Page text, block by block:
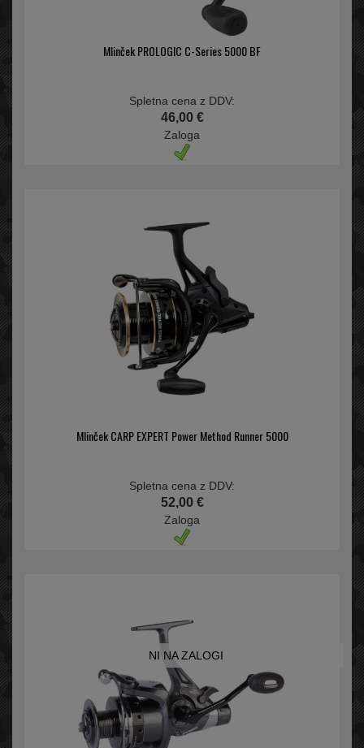
Mlinček PROLOGIC C-Series 5000 BF
Spletna cena z DDV:
46,00 €
Zaloga
Mlinček CARP EXPERT Power Method Runner 5000
Spletna cena z DDV:
52,00 €
Zaloga
NI NA ZALOGI